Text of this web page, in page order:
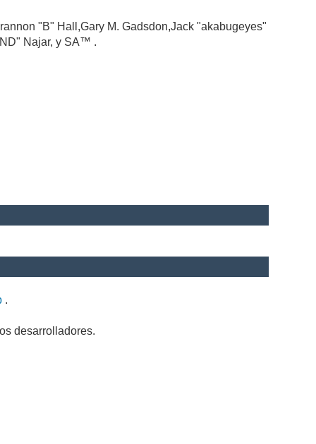
"B" Hall,Gary M. Gadsdon,Jack "akabugeyes"
Najar, y SA™ .
.
desarrolladores.